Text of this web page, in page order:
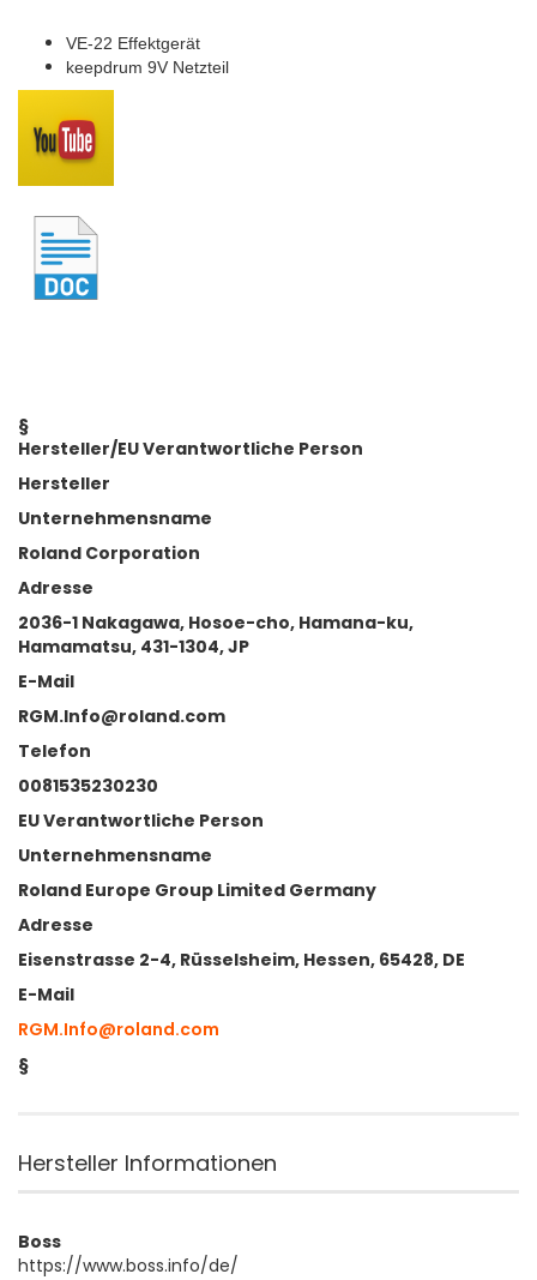
VE-22 Effektgerät
keepdrum 9V Netzteil
§
Hersteller/EU Verantwortliche Person
Hersteller
Unternehmensname
Roland Corporation
Adresse
2036-1 Nakagawa, Hosoe-cho, Hamana-ku,
Hamamatsu, 431-1304, JP
E-Mail
RGM.Info@roland.com
Telefon
0081535230230
EU Verantwortliche Person
Unternehmensname
Roland Europe Group Limited Germany
Adresse
Eisenstrasse 2-4, Rüsselsheim, Hessen, 65428, DE
E-Mail
RGM.Info@roland.com
§
Hersteller Informationen
Boss
https://www.boss.info/de/